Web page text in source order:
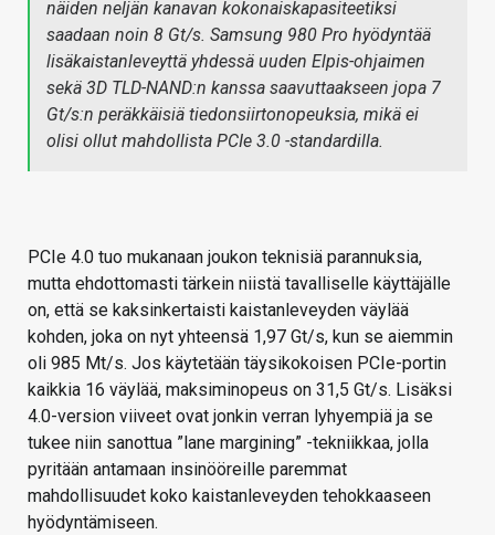
näiden neljän kanavan kokonaiskapasiteetiksi
saadaan noin 8 Gt/s. Samsung 980 Pro hyödyntää
lisäkaistanleveyttä yhdessä uuden Elpis-ohjaimen
sekä 3D TLD-NAND:n kanssa saavuttaakseen jopa 7
Gt/s:n peräkkäisiä tiedonsiirtonopeuksia, mikä ei
olisi ollut mahdollista PCIe 3.0 -standardilla.
PCIe 4.0 tuo mukanaan joukon teknisiä parannuksia,
mutta ehdottomasti tärkein niistä tavalliselle käyttäjälle
on, että se kaksinkertaisti kaistanleveyden väylää
kohden, joka on nyt yhteensä 1,97 Gt/s, kun se aiemmin
oli 985 Mt/s. Jos käytetään täysikokoisen PCIe-portin
kaikkia 16 väylää, maksiminopeus on 31,5 Gt/s. Lisäksi
4.0-version viiveet ovat jonkin verran lyhyempiä ja se
tukee niin sanottua ”lane margining” -tekniikkaa, jolla
pyritään antamaan insinööreille paremmat
mahdollisuudet koko kaistanleveyden tehokkaaseen
hyödyntämiseen.